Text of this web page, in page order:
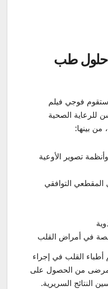
حلول طب
فوجي فيلم
للرعاية الصحية
بينها:
تصوير الأوعية
المقطعي التوافقي
في أمراض القلب
القلب في إجراء
من الحصول على
السريرية.